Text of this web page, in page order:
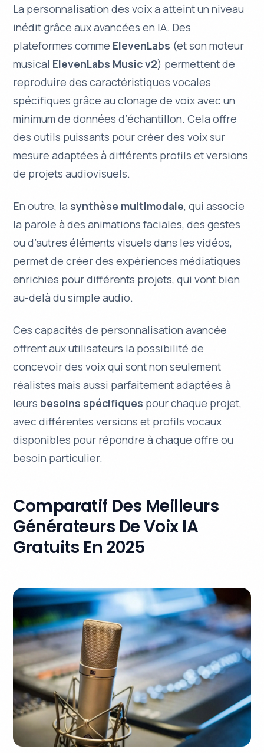
La personnalisation des voix a atteint un niveau
inédit grâce aux avancées en IA. Des
plateformes comme ElevenLabs (et son moteur
musical ElevenLabs Music v2) permettent de
reproduire descaractéristiques vocales
spécifiques grâce au clonage de voix avec un
minimum de données d’échantillon. Cela offre
des outils puissants pour créer des voix sur
mesure adaptées à différents profils et versions
de projets audiovisuels.
En outre, la synthèse multimodale, qui associe
la parole à des animations faciales, des gestes
ou d’autres éléments visuels dans les vidéos,
permet de créer des expériences médiatiques
enrichies pour différents projets, qui vont bien
au-delà du simple audio.
Ces capacités de personnalisation avancée
offrent aux utilisateurs la possibilité de
concevoir des voix qui sont non seulement
réalistes mais aussi parfaitement adaptées à
leurs besoins spécifiques pour chaque projet,
avec différentes versions et profils vocaux
disponibles pour répondre à chaque offre ou
besoin particulier.
Comparatif Des Meilleurs
Générateurs De Voix IA
Gratuits En 2025